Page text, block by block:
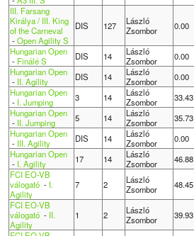
III. Farsang
Királya / III. King
of the Carneval
-Open Agility S
DIS 127
László
Zsombor
0.00
Hungarian Open
- Finálé S DIS 14
László
Zsombor
0.00
Hungarian Open
- II. Agility DIS 14
László
Zsombor
0.00
Hungarian Open
- I. Jumping 3 14
László
Zsombor
33.43
Hungarian Open
- II. Jumping 5 14
László
Zsombor
35.73
Hungarian Open
- III. Agility DIS 14
László
Zsombor
0.00
Hungarian Open
- I. Agility 17 14
László
Zsombor
46.88
FCI EO-VB
válogató - I.
Agility
7 2
László
Zsombor
48.45
FCI EO-VB
válogató - II.
Agility
1 2
László
Zsombor
39.93